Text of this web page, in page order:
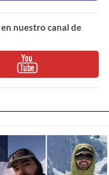
nuestro canal de